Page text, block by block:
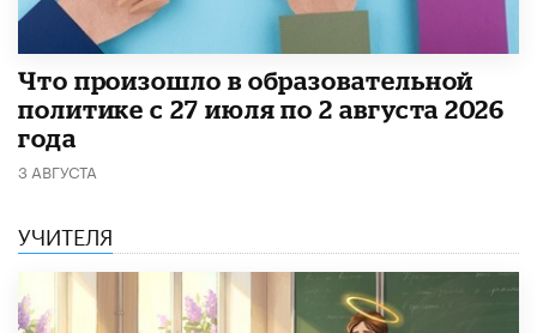
​Что произошло в образовательной
политике с 27 июля по 2 августа 2026
года
3 АВГУСТА
УЧИТЕЛЯ